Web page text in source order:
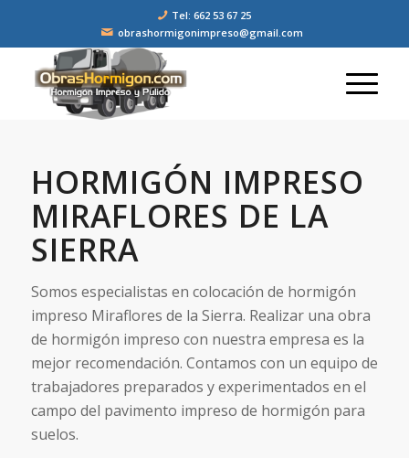
Tel: 662 53 67 25
obrashormigonimpreso@gmail.com
HORMIGÓN IMPRESO
MIRAFLORES DE LA
SIERRA
Somos especialistas en colocación de hormigón
impreso Miraflores de la Sierra. Realizar una obra
de hormigón impreso con nuestra empresa es la
mejor recomendación. Contamos con un equipo de
trabajadores preparados y experimentados en el
campo del pavimento impreso de hormigón para
suelos.